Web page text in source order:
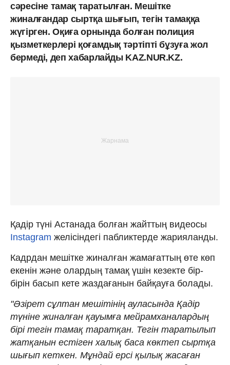
сәресіне тамақ таратылған. Мешітке
жиналғандар сыртқа шығып, тегін тамаққа
жүгірген. Оқиға орнында болған полиция
қызметкерлері қоғамдық тәртіпті бұзуға жол
бермеді, деп хабарлайды KAZ.NUR.KZ.
Қадір түні Астанада болған жайттың видеосы
Instagram желісіндегі пабликтерде жарияланды.
Кадрдан мешітке жиналған жамағаттың өте көп
екенін және олардың тамақ үшін кезекте бір-
бірін басып кете жаздағанын байқауға болады.
"Әзірет сұлтан мешітінің ауласында Қадір
түніне жиналған қауымға мейрамханалардың
бірі тегін тамақ таратқан. Тегін таратылып
жатқанын естіген халық баса көктеп сыртқа
шығып кеткен. Мұндай ерсі қылық жасаған